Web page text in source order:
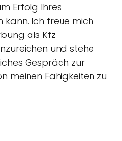
Erfolg Ihres
kann. Ich freue mich
als Kfz-
und stehe
Gespräch zur
meinen Fähigkeiten zu